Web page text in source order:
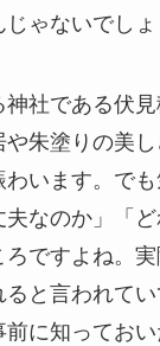
ゃないでしょ
社である伏
朱塗りの美
わいます。で
夫なのか」「
ですよね。
と言われて
に知ってお